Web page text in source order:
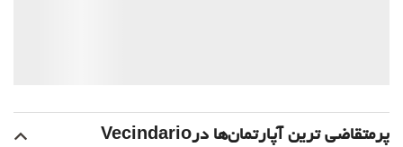
پرمتقاضی ترین آپارتمان‌‌ها درVecindario